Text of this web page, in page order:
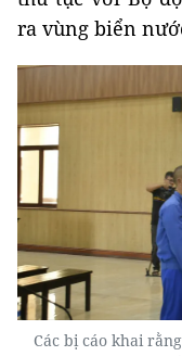
ra vùng biển
Các bị cáo khai